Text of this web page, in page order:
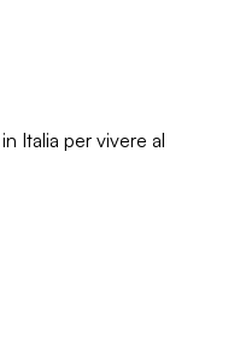
Italia per vivere al